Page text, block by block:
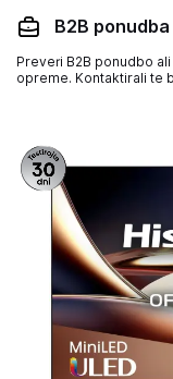
B2B
Preveri B2B ponudbo
opreme. Kontaktirali te